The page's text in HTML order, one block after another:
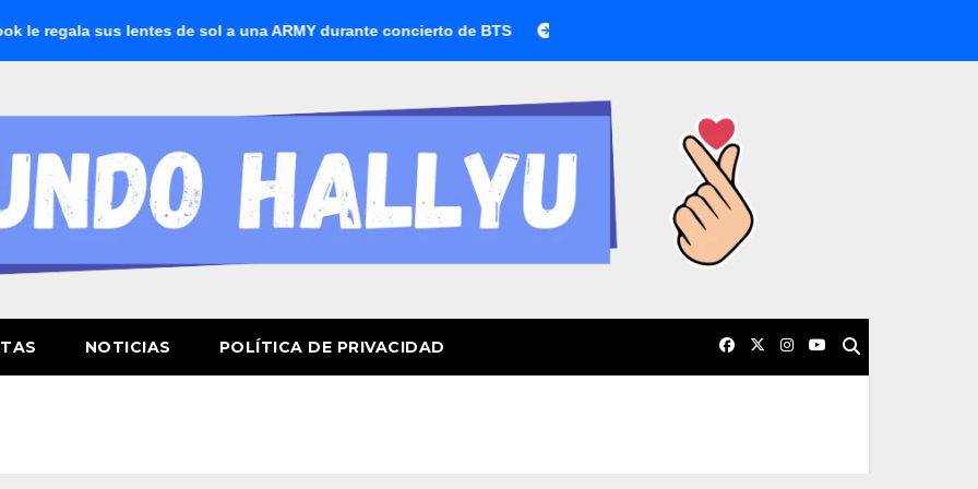
sus lentes de sol a una ARMY durante concierto de BTS BTS boicotea los Grammy por nueva categoría asiática
NOTICIAS POLÍTICA DE PRIVACIDAD